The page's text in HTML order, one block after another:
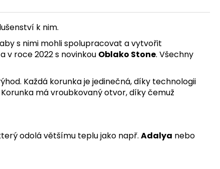
k nim.
s nimi mohli spolupracovat a vytvořit
a v roce 2022 s novinkou Oblako Stone. Všechny
Každá korunka je jedinečná, díky technologii
má vroubkovaný otvor, díky čemuž
odolá většímu teplu jako např. Adalya nebo